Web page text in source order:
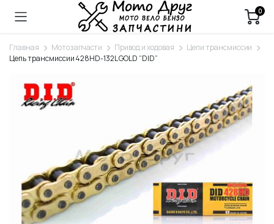
0
Главная Мотозапчасти Привод и ходовая
Цепи трансмиссии
Цепь трансмиссии 428HD-132L GOLD “DID”